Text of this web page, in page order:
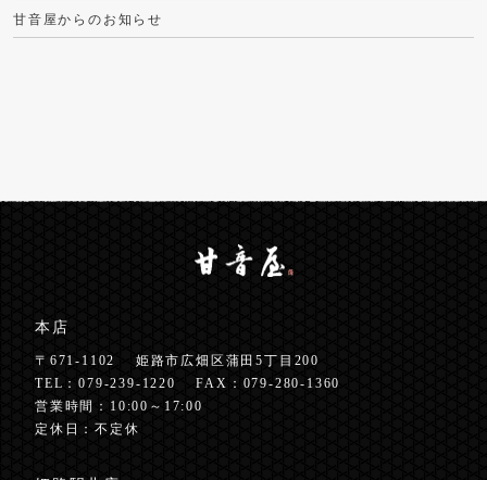
甘音屋からのお知らせ
本店
〒671-1102
姫路市広畑区蒲田5丁目200
TEL：079-239-1220
FAX：079-280-1360
営業時間：10:00～17:00
定休日：不定休